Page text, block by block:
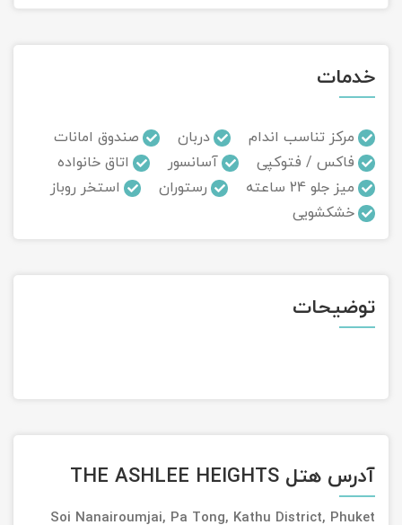
خدمات
مرکز تناسب اندام دربان
صندوق امانات
فاکس / فتوکپی
آسانسور
اتاق خانواده
میز جلو 24 ساعته
رستوران
استخر روباز
خشکشویی
توضیحات
آدرس هتل THE ASHLEE HEIGHTS
Soi Nanairoumjai, Pa Tong, Kathu District, Phuket
تور گلستان
تور سوباتان
تور چابهار
تور کاشان
تور آفرود